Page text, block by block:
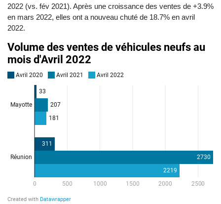
2022 (vs. fév 2021). Après une croissance des ventes de +3.9%
en mars 2022, elles ont a nouveau chuté de 18.7% en avril
2022.